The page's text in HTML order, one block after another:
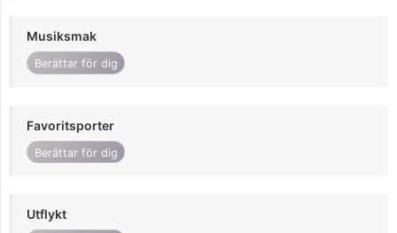
Musiksmak
Berättar för dig
Favoritsporter
Berättar för dig
Utflykt